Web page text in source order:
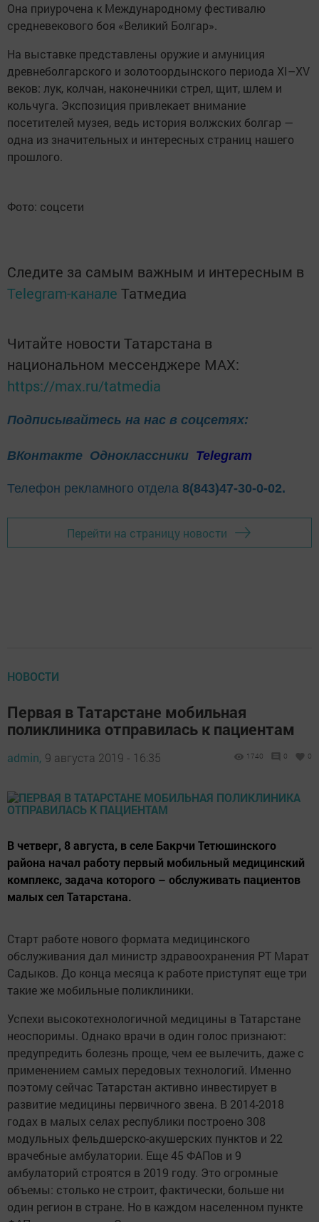
Она приурочена к Международному фестивалю
средневекового боя «Великий Болгар».
На выставке представлены оружие и амуниция
древнеболгарского и золотоордынского периода XI–XV
веков: лук, колчан, наконечники стрел, щит, шлем и
кольчуга. Экспозиция привлекает внимание
посетителей музея, ведь история волжских болгар —
одна из значительных и интересных страниц нашего
прошлого.
Фото: соцсети
Следите за самым важным и интересным в
Telegram-канале Татмедиа
Читайте новости Татарстана в
национальном мессенджере MАХ:
https://max.ru/tatmedia
Подписывайтесь на нас в соцсетях:
ВКонтакте Одноклассники Telegram
Телефон рекламного отдела 8(843)47-30-0-02.
Перейти на страницу новости
НОВОСТИ
Первая в Татарстане мобильная
поликлиника отправилась к пациентам
admin, 9 августа 2019 - 16:35 1740 0 0
В четверг, 8 августа, в селе Бакрчи Тетюшинского
района начал работу первый мобильный медицинский
комплекс, задача которого – обслуживать пациентов
малых сел Татарстана.
Старт работе нового формата медицинского
обслуживания дал министр здравоохранения РТ Марат
Садыков. До конца месяца к работе приступят еще три
такие же мобильные поликлиники.
Успехи высокотехнологичной медицины в Татарстане
неоспоримы. Однако врачи в один голос признают:
предупредить болезнь проще, чем ее вылечить, даже с
применением самых передовых технологий. Именно
поэтому сейчас Татарстан активно инвестирует в
развитие медицины первичного звена. В 2014-2018
годах в малых селах республики построено 308
модульных фельдшерско-акушерских пунктов и 22
врачебные амбулатории. Еще 45 ФАПов и 9
амбулаторий строятся в 2019 году. Это огромные
объемы: столько не строит, фактически, больше ни
один регион в стране. Но в каждом населенном пункте